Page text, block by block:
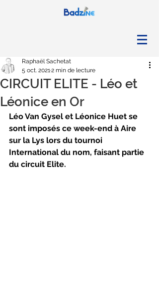
CIRCUIT ELITE - Léo et
Léonice en Or
Raphaël Sachetat
5 oct. 20212 min de lecture
Léo Van Gysel et Léonice Huet se
sont imposés ce week-end à Aire
sur la Lys lors du tournoi
International du nom, faisant partie
du circuit Elite.